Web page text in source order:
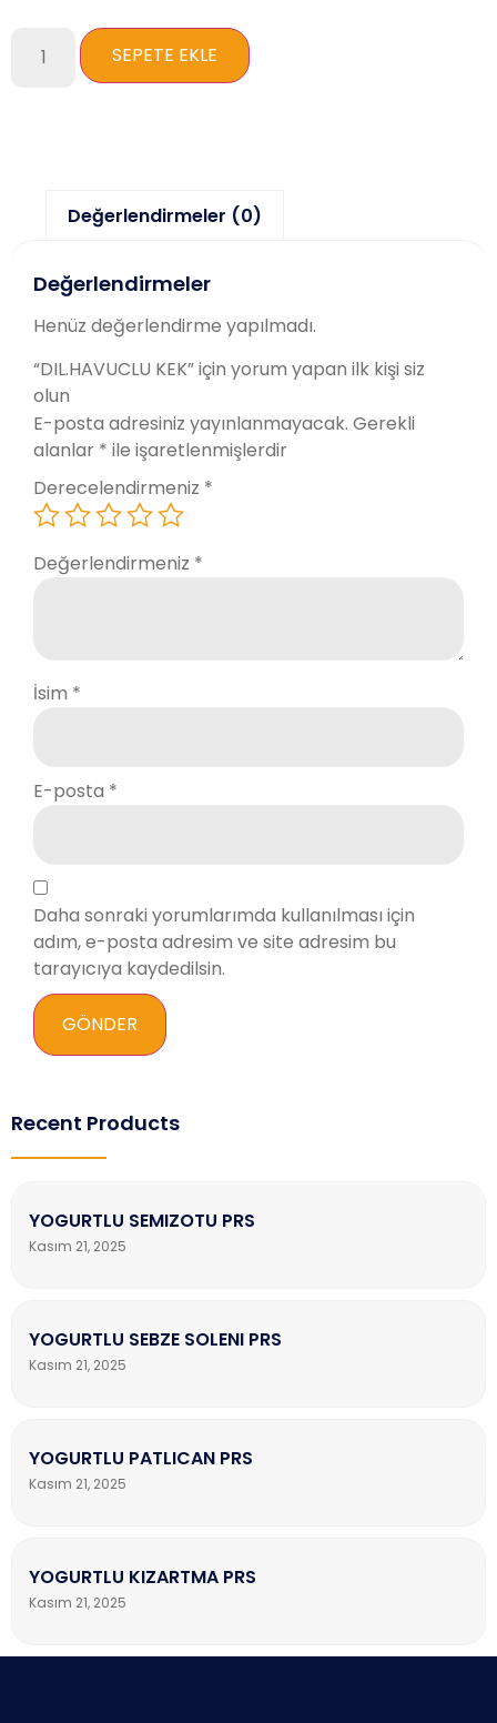
SEPETE EKLE
Değerlendirmeler (0)
Değerlendirmeler
Henüz değerlendirme yapılmadı.
“DIL.HAVUCLU KEK” için yorum yapan ilk kişi siz
olun
E-posta adresiniz yayınlanmayacak. Gerekli
alanlar * ile işaretlenmişlerdir
Derecelendirmeniz *
Değerlendirmeniz *
İsim *
E-posta *
Daha sonraki yorumlarımda kullanılması için
adım, e-posta adresim ve site adresim bu
tarayıcıya kaydedilsin.
Recent Products
YOGURTLU SEMIZOTU PRS
Kasım 21, 2025
YOGURTLU SEBZE SOLENI PRS
Kasım 21, 2025
YOGURTLU PATLICAN PRS
Kasım 21, 2025
YOGURTLU KIZARTMA PRS
Kasım 21, 2025